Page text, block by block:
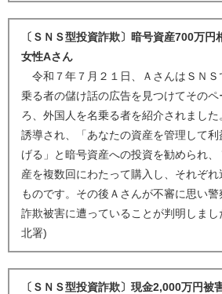
〔ＳＮＳ型投資詐欺〕暗号資産700万
女性Aさん
令和７年７月２１日、ＡさんはＳＮＳ
乗る者の儲け話の広告を見つけてそのペ
ろ、外国人を名乗る者を紹介されまし
誘導され、「あなたの資産を管理して
げる」と暗号資産への投資を勧められ
産を複数回にわたって購入し、それぞ
ものです。その後Ａさんが不審に思い警
詐欺被害に遭っていることが判明しま
北署)
〔ＳＮＳ型投資詐欺〕現金2,000万円被